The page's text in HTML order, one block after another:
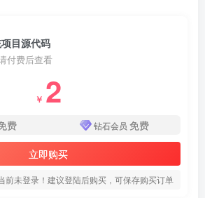
目源代码
付费后查看
￥ 2
费 钻石会员 免费
立即购买
前未登录！建议登陆后购买，可保存购买订单